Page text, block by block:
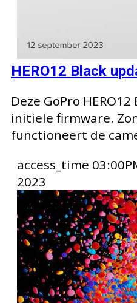
HERO12 Black
Deze GoPro
initiele firmware.
functioneert de
access_time
2023